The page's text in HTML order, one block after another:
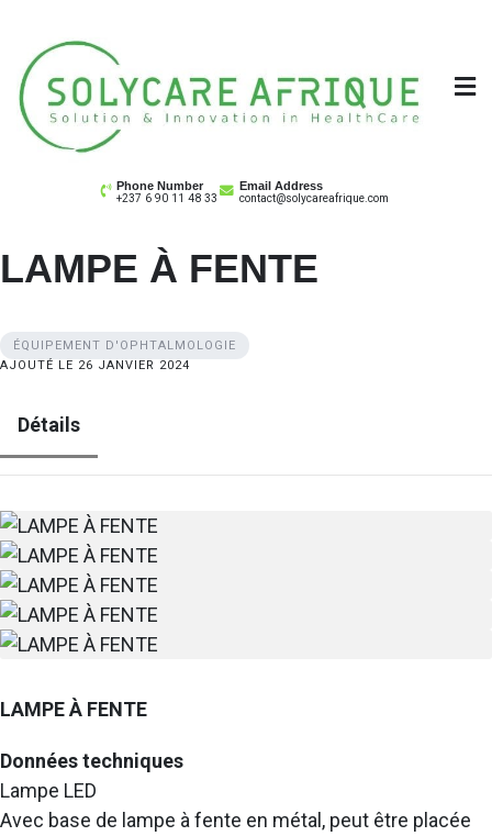
content
Solycare Afrique
Matériel & équipement médical au Cameroun
Phone Number
+237 6 90 11 48 33
Email Address
contact@solycareafrique.com
LAMPE À FENTE
ÉQUIPEMENT D'OPHTALMOLOGIE
AJOUTÉ LE 26 JANVIER 2024
Détails
LAMPE À FENTE
Données techniques
Lampe LED
Avec base de lampe à fente en métal, peut être placée